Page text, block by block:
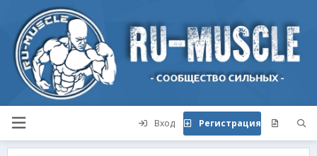
Вход Регистрация